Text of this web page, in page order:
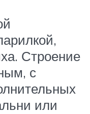
Строение
с
или